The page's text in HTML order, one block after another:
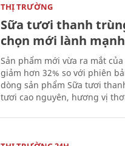
THỊ TRƯỜNG
Sữa tươi thanh
chọn mới lành
Sản phẩm mới vừa ra mắt
giảm hơn 32% so với phiên
dòng sản phẩm Sữa tươi
tươi cao nguyên, hương vị